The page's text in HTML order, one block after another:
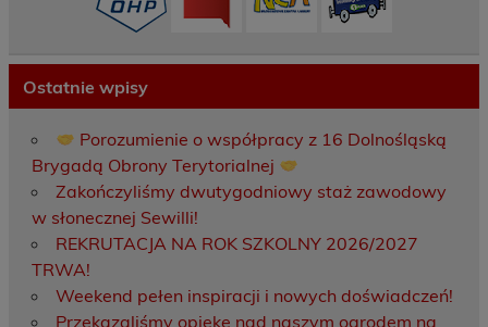
Ostatnie wpisy
Porozumienie o współpracy z 16 Dolnośląską
Brygadą Obrony Terytorialnej
Zakończyliśmy dwutygodniowy staż zawodowy
w słonecznej Sewilli!
REKRUTACJA NA ROK SZKOLNY 2026/2027
TRWA!
Weekend pełen inspiracji i nowych doświadczeń!
Przekazaliśmy opiekę nad naszym ogrodem na